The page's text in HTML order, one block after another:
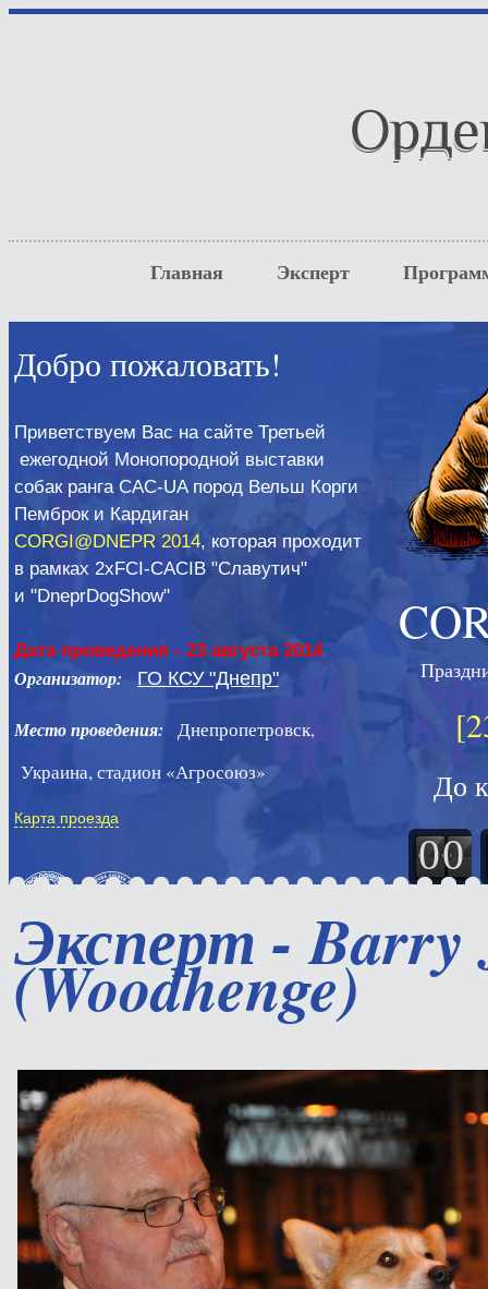
Главная Эксперт
Добро пожаловать!
Приветствуем Вас на сайте Третьей
ежегодной Монопородной выставки
собак ранга CAC-UA пород Вельш Корги
Пемброк и Кардиган
CORGI@DNEPR 2014, которая проходит
в рамках 2xFCI-CACIB "Славутич"
и "DneprDogShow"
Дата проведения - 23 августа 2014
Организатор: ГО КСУ "Днепр"
Место проведения:
Днепропетровск,
Украина, стадион «Агросоюз»
Карта проезда
До
недель
00
Эксперт - Barry
(Woodhenge)